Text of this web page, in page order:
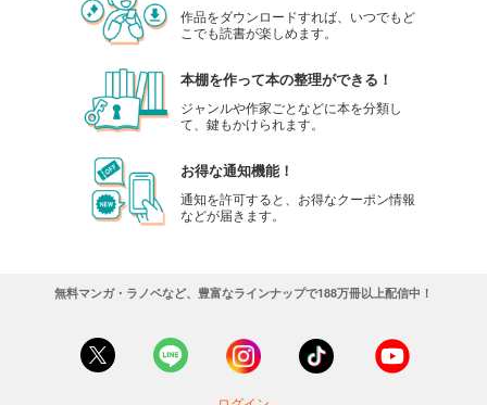
作品をダウンロードすれば、いつでもど
こでも読書が楽しめます。
本棚を作って本の整理ができる！
ジャンルや作家ごとなどに本を分類し
て、鍵もかけられます。
お得な通知機能！
通知を許可すると、お得なクーポン情報
などが届きます。
無料マンガ・ラノベなど、豊富なラインナップで188万冊以上配信中！